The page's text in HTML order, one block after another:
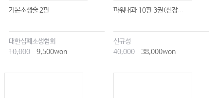
기본소생술 2판
대한심폐소생협회
10,000
9,500won
파워내과 10판 3권(신장...
신규성
40,000
38,000won